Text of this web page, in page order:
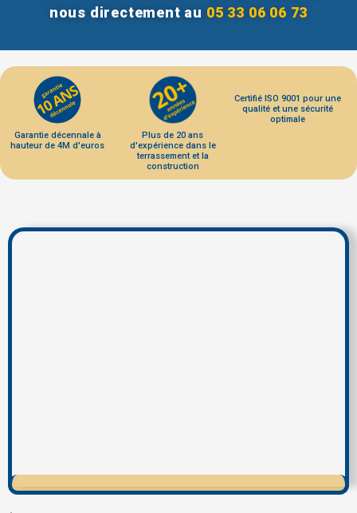
nous directement au 05 33 06 06 73
Garantie décennale à
hauteur de 4M d'euros
Plus de 20 ans
d'expérience dans le
terrassement et la
construction
Certifié ISO 9001 pour une
qualité et une sécurité
optimale